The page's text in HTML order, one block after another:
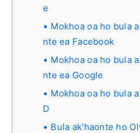
e
Mokhoa oa ho bula
nte ea Facebook
Mokhoa oa ho bula
nte ea Google
Mokhoa oa ho bula
D
Bula ak'haonte ho